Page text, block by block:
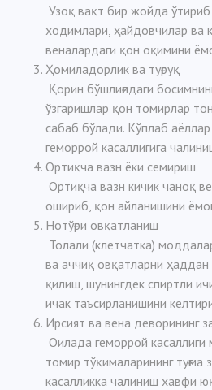
Узоқ вақт бир жойда
ходимлари, ҳайдовчилар ва
веналардаги қон оқимини
Ҳомиладорлик ва туғруқ
Қорин бўшлиғидаги
ўзгаришлар қон томирлар
сабаб бўлади. Кўплаб
геморрой касаллигига
Ортиқча вазн ёки семириш
Ортиқча вазн кичик чаноқ
ошириб, қон айланишини
Нотўғри овқатланиш
Толали (клетчатка)
ва аччиқ овқатларни
қилиш, шунингдек спиртли
ичак таъсирланишини
Ирсият ва вена деворининг
Оилада геморрой
томир тўқималарининг туғма
касалликка чалиниш хавфи